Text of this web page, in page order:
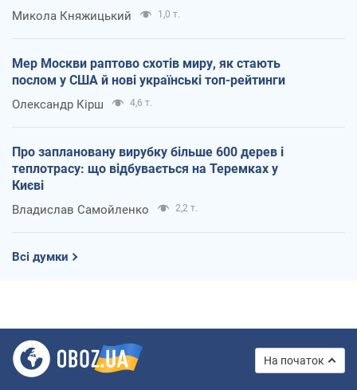
Микола Княжицький 1,0 т.
Мер Москви раптово схотів миру, як стають
послом у США й нові українські топ-рейтинги
Олександр Кірш 4,6 т.
Про заплановану вирубку більше 600 дерев і
теплотрасу: що відбувається на Теремках у
Києві
Владислав Самойленко 2,2 т.
Всі думки
На початок